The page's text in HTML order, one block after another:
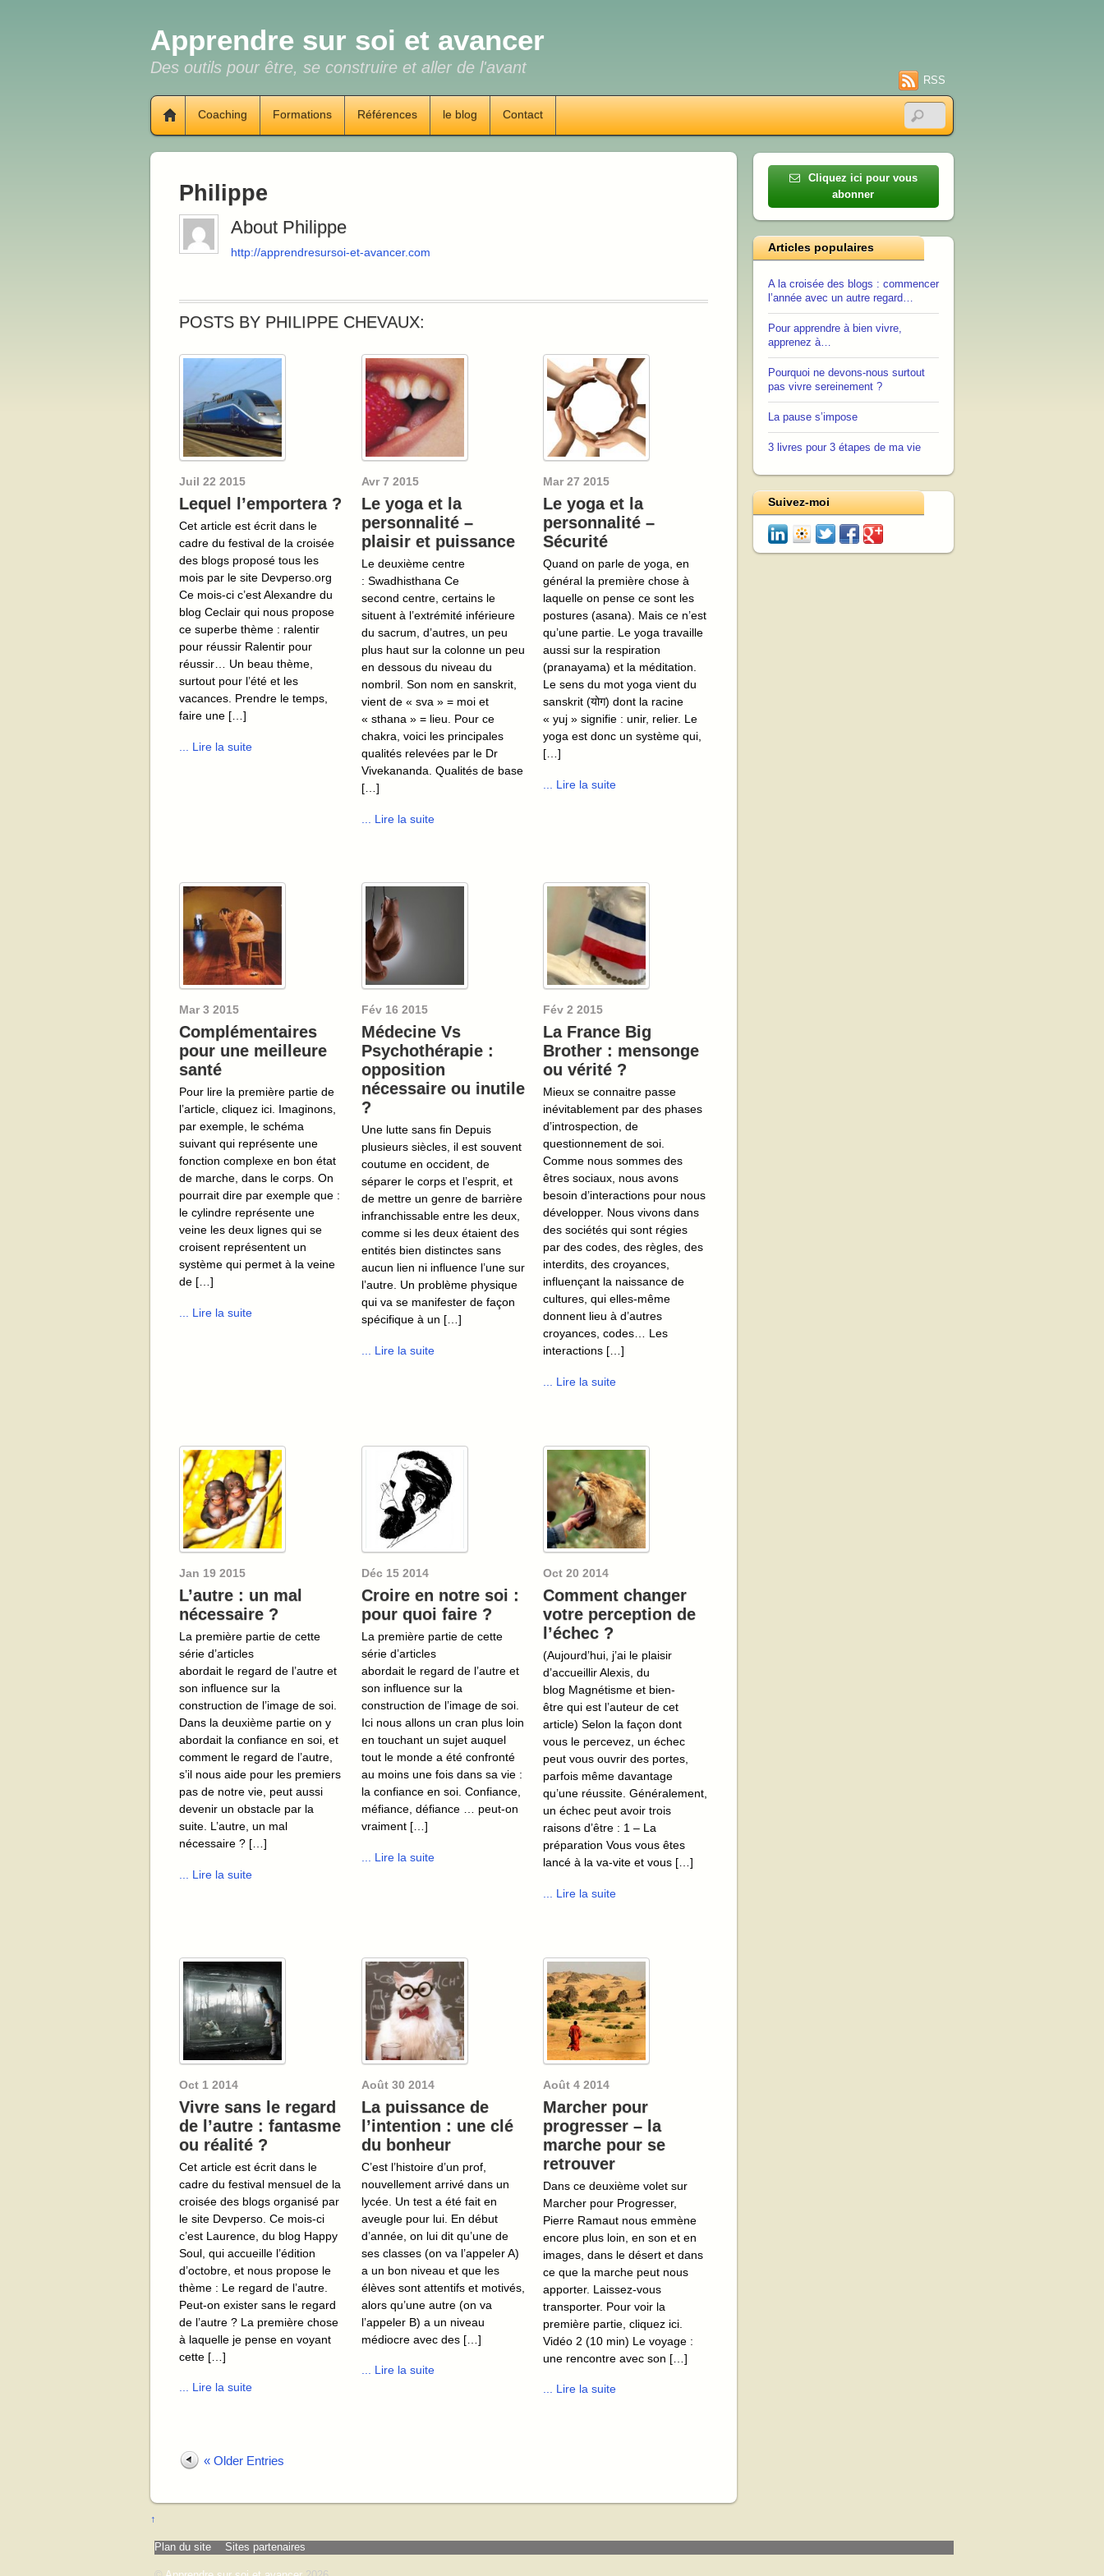
Apprendre sur soi et avancer
Des outils pour être, se construire et aller de l'avant
RSS
Coaching Formations Références le blog Contact
Philippe
About Philippe
http://apprendresursoi-et-avancer.com
POSTS BY PHILIPPE CHEVAUX:
Juil 22 2015
Lequel l’emportera ?
Cet article est écrit dans le
cadre du festival de la croisée
des blogs proposé tous les
mois par le site Devperso.org
Ce mois-ci c’est Alexandre du
blog Ceclair qui nous propose
ce superbe thème : ralentir
pour réussir Ralentir pour
réussir… Un beau thème,
surtout pour l’été et les
vacances. Prendre le temps,
faire une […]
... Lire la suite
Avr 7 2015
Le yoga et la
personnalité –
plaisir et puissance
Le deuxième centre
: Swadhisthana Ce
second centre, certains le
situent à l’extrémité inférieure
du sacrum, d’autres, un peu
plus haut sur la colonne un peu
en dessous du niveau du
nombril. Son nom en sanskrit,
vient de « sva » = moi et
« sthana » = lieu. Pour ce
chakra, voici les principales
qualités relevées par le Dr
Vivekananda. Qualités de base
[…]
... Lire la suite
Mar 27 2015
Le yoga et la
personnalité –
Sécurité
Quand on parle de yoga, en
général la première chose à
laquelle on pense ce sont les
postures (asana). Mais ce n’est
qu’une partie. Le yoga travaille
aussi sur la respiration
(pranayama) et la méditation.
Le sens du mot yoga vient du
sanskrit (योग) dont la racine
« yuj » signifie : unir, relier. Le
yoga est donc un système qui,
[…]
... Lire la suite
Mar 3 2015
Complémentaires
pour une meilleure
santé
Pour lire la première partie de
l’article, cliquez ici. Imaginons,
par exemple, le schéma
suivant qui représente une
fonction complexe en bon état
de marche, dans le corps. On
pourrait dire par exemple que :
le cylindre représente une
veine les deux lignes qui se
croisent représentent un
système qui permet à la veine
de […]
... Lire la suite
Fév 16 2015
Médecine Vs
Psychothérapie :
opposition
nécessaire ou inutile
?
Une lutte sans fin Depuis
plusieurs siècles, il est souvent
coutume en occident, de
séparer le corps et l’esprit, et
de mettre un genre de barrière
infranchissable entre les deux,
comme si les deux étaient des
entités bien distinctes sans
aucun lien ni influence l’une sur
l’autre. Un problème physique
qui va se manifester de façon
spécifique à un […]
... Lire la suite
Fév 2 2015
La France Big
Brother : mensonge
ou vérité ?
Mieux se connaitre passe
inévitablement par des phases
d’introspection, de
questionnement de soi.
Comme nous sommes des
êtres sociaux, nous avons
besoin d’interactions pour nous
développer. Nous vivons dans
des sociétés qui sont régies
par des codes, des règles, des
interdits, des croyances,
influençant la naissance de
cultures, qui elles-même
donnent lieu à d’autres
croyances, codes… Les
interactions […]
... Lire la suite
Jan 19 2015
L’autre : un mal
nécessaire ?
La première partie de cette
série d’articles
abordait le regard de l’autre et
son influence sur la
construction de l’image de soi.
Dans la deuxième partie on y
abordait la confiance en soi, et
comment le regard de l’autre,
s’il nous aide pour les premiers
pas de notre vie, peut aussi
devenir un obstacle par la
suite. L’autre, un mal
nécessaire ? […]
... Lire la suite
Déc 15 2014
Croire en notre soi :
pour quoi faire ?
La première partie de cette
série d’articles
abordait le regard de l’autre et
son influence sur la
construction de l’image de soi.
Ici nous allons un cran plus loin
en touchant un sujet auquel
tout le monde a été confronté
au moins une fois dans sa vie :
la confiance en soi. Confiance,
méfiance, défiance … peut-on
vraiment […]
... Lire la suite
Oct 20 2014
Comment changer
votre perception de
l’échec ?
(Aujourd’hui, j’ai le plaisir
d’accueillir Alexis, du
blog Magnétisme et bien-
être qui est l’auteur de cet
article) Selon la façon dont
vous le percevez, un échec
peut vous ouvrir des portes,
parfois même davantage
qu’une réussite. Généralement,
un échec peut avoir trois
raisons d’être : 1 – La
préparation Vous vous êtes
lancé à la va-vite et vous […]
... Lire la suite
Oct 1 2014
Vivre sans le regard
de l’autre : fantasme
ou réalité ?
Cet article est écrit dans le
cadre du festival mensuel de la
croisée des blogs organisé par
le site Devperso. Ce mois-ci
c’est Laurence, du blog Happy
Soul, qui accueille l’édition
d’octobre, et nous propose le
thème : Le regard de l’autre.
Peut-on exister sans le regard
de l’autre ? La première chose
à laquelle je pense en voyant
cette […]
... Lire la suite
Août 30 2014
La puissance de
l’intention : une clé
du bonheur
C’est l’histoire d’un prof,
nouvellement arrivé dans un
lycée. Un test a été fait en
aveugle pour lui. En début
d’année, on lui dit qu’une de
ses classes (on va l’appeler A)
a un bon niveau et que les
élèves sont attentifs et motivés,
alors qu’une autre (on va
l’appeler B) a un niveau
médiocre avec des […]
... Lire la suite
Août 4 2014
Marcher pour
progresser – la
marche pour se
retrouver
Dans ce deuxième volet sur
Marcher pour Progresser,
Pierre Ramaut nous emmène
encore plus loin, en son et en
images, dans le désert et dans
ce que la marche peut nous
apporter. Laissez-vous
transporter. Pour voir la
première partie, cliquez ici.
Vidéo 2 (10 min) Le voyage :
une rencontre avec son […]
... Lire la suite
« Older Entries
Cliquez ici pour vous
abonner
Articles populaires
A la croisée des blogs : commencer
l’année avec un autre regard…
Pour apprendre à bien vivre,
apprenez à…
Pourquoi ne devons-nous surtout
pas vivre sereinement ?
La pause s’impose
3 livres pour 3 étapes de ma vie
Suivez-moi
↑
Plan du site Sites partenaires